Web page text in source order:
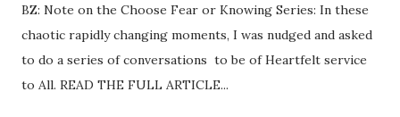
BZ: Note on the Choose Fear or Knowing Series: In these
chaotic rapidly changing moments, I was nudged and asked
to do a series of conversations to be of Heartfelt service
to All. READ THE FULL ARTICLE...